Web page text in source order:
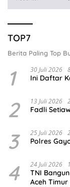
TOP7
Berita Paling Top
1 30 Juli 2026
Ini Daftar
2 13 Juli 2026
Fadli
3 25 Juli 2026
Polres
4 24 Juli 2026
TNI
Aceh Timur